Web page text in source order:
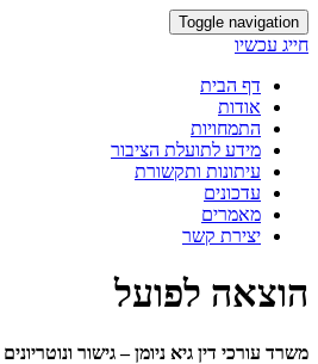
Toggle navigation
חייג עכשיו
דף הבית
אודות
התמחויות
מידע לתועלת הציבור
עיתונות ותקשורת
עדכונים
מאמרים
יצירת קשר
הוצאה לפועל
משרד עורכי דין גיא ניומן – גישור ונוטריונים